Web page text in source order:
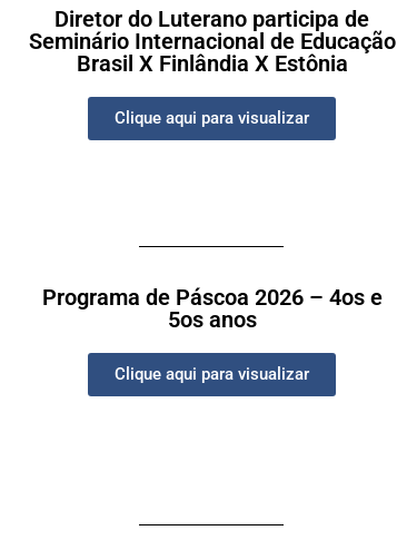
Diretor do Luterano participa de
Seminário Internacional de Educação
Brasil X Finlândia X Estônia
Clique aqui para visualizar
Programa de Páscoa 2026 – 4os e
5os anos
Clique aqui para visualizar